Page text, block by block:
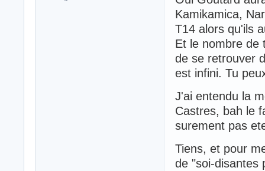
Kamikamica,
T14 alors qu'ils
Et le nombre de
de se retrouver
est infini. Tu
J'ai entendu la
Castres, bah le
surement pas
Tiens, et pour
de "soi-disantes